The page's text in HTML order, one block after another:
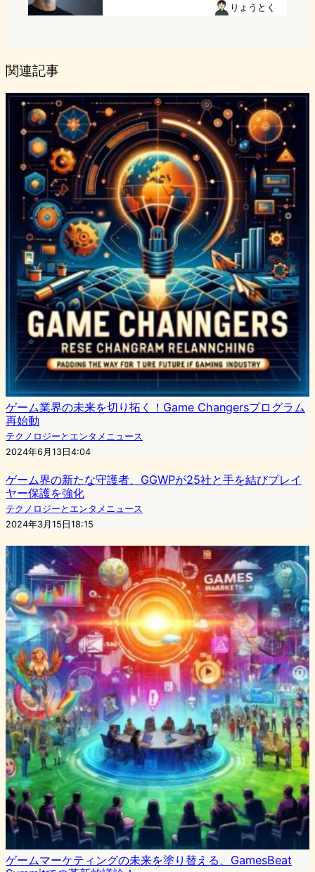
りょうとく
関連記事
ゲーム業界の未来を切り拓く！Game Changersプログラム
再始動
テクノロジーとエンタメニュース
2024年6月13日4:04
ゲーム界の新たな守護者、GGWPが25社と手を結びプレイ
ヤー保護を強化
テクノロジーとエンタメニュース
2024年3月15日18:15
ゲームマーケティングの未来を塗り替える、GamesBeat